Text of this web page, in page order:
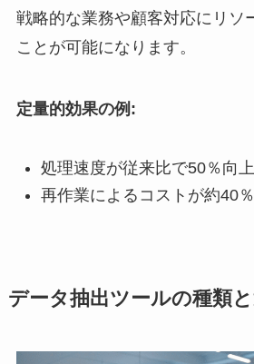
戦略的な業務や顧客対応にリソ
ことが可能になります。
定量的効果の例:
処理速度が従来比で50％向上
再作業によるコストが約40
データ抽出ツールの種類